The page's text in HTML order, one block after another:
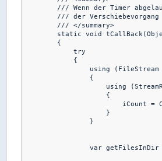
/// Wenn der Timer
/// der Verschiebevorgang
        /// </summary>
static void
        {
            try
            {
using
                {
using
                    {
iCount =
                    }
                }
var